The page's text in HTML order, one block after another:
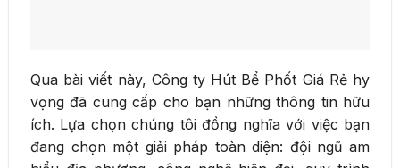
Qua bài viết này, Công ty Hút Bể Phốt Giá Rẻ hy
vọng đã cung cấp cho bạn những thông tin hữu
ích. Lựa chọn chúng tôi đồng nghĩa với việc bạn
đang chọn một giải pháp toàn diện: đội ngũ am